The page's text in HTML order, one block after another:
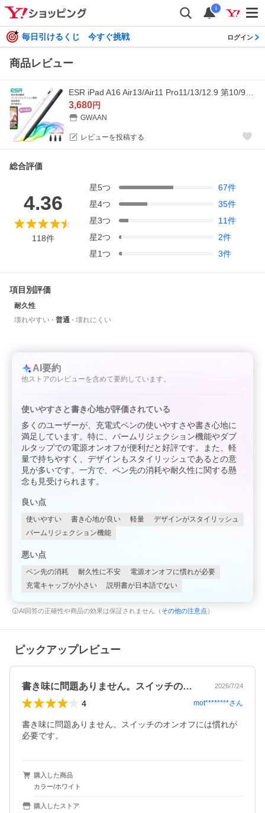
i
毎日引けるくじ 今すぐ挑戦 ログイン
商品レビュー
3,680円
GWAAN
レビューを投稿する
総合評価
4.36
118件
星5つ 67件
星4つ 35件
星3つ 11件
星2つ 2件
星1つ 3件
項目別評価
耐久性
壊れやすい
普通 壊れにくい
AI要約
他ストアのレビューを含めて要約しています。
使いやすさと書き心地が評価されている
多くのユーザーが、充電式ペンの使いやすさや書き心地に
満足しています。特に、パームリジェクション機能やダブ
ルタップでの電源オンオフが便利だと好評です。また、軽
量で持ちやすく、デザインもスタイリッシュであるとの意
見が多いです。一方で、ペン先の消耗や耐久性に関する懸
念も見受けられます。
良い点
使いやすい 書き心地が良い 軽量
デザインがスタイリッシュ
パームリジェクション機能
悪い点
ペン先の消耗 耐久性に不安
電源オンオフに慣れが必要
充電キャップが小さい
説明書が日本語でない
AI回答の正確性や商品の効果は保証されません（ その他の注意点 ）
ピックアップレビュー
書き味に問題ありません。スイッチのオン… 2026/7/24
4 mot********さん
書き味に問題ありません。スイッチのオンオフには慣れが
必要です。
購入した商品
カラー/ホワイト
購入したストア